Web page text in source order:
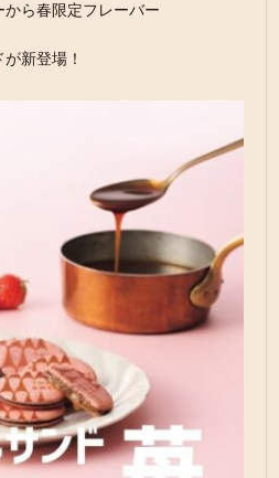
ら春限定フレーバー
新登場！